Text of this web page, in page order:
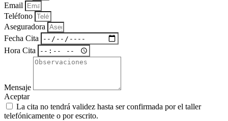
Email
Teléfono
Aseguradora
Fecha Cita
Hora Cita
Mensaje
Aceptar
La cita no tendrá validez hasta ser confirmada por el taller
telefónicamente o por escrito.